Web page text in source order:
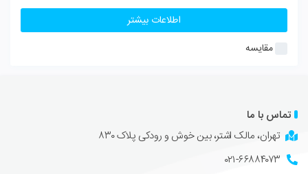
اطلاعات بیشتر
مقایسه
تماس با ما
تهران، مالک اشتر، بین خوش و رودکی پلاک ۸۳۰
۰۲۱-۶۶۸۸۴۰۷۳